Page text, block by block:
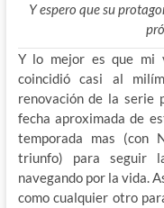
Y espero que su
Y lo mejor es que mi
coincidió casi al
renovación de la serie
fecha aproximada de
temporada mas (con
triunfo) para seguir
navegando por la vida.
como cualquier otro